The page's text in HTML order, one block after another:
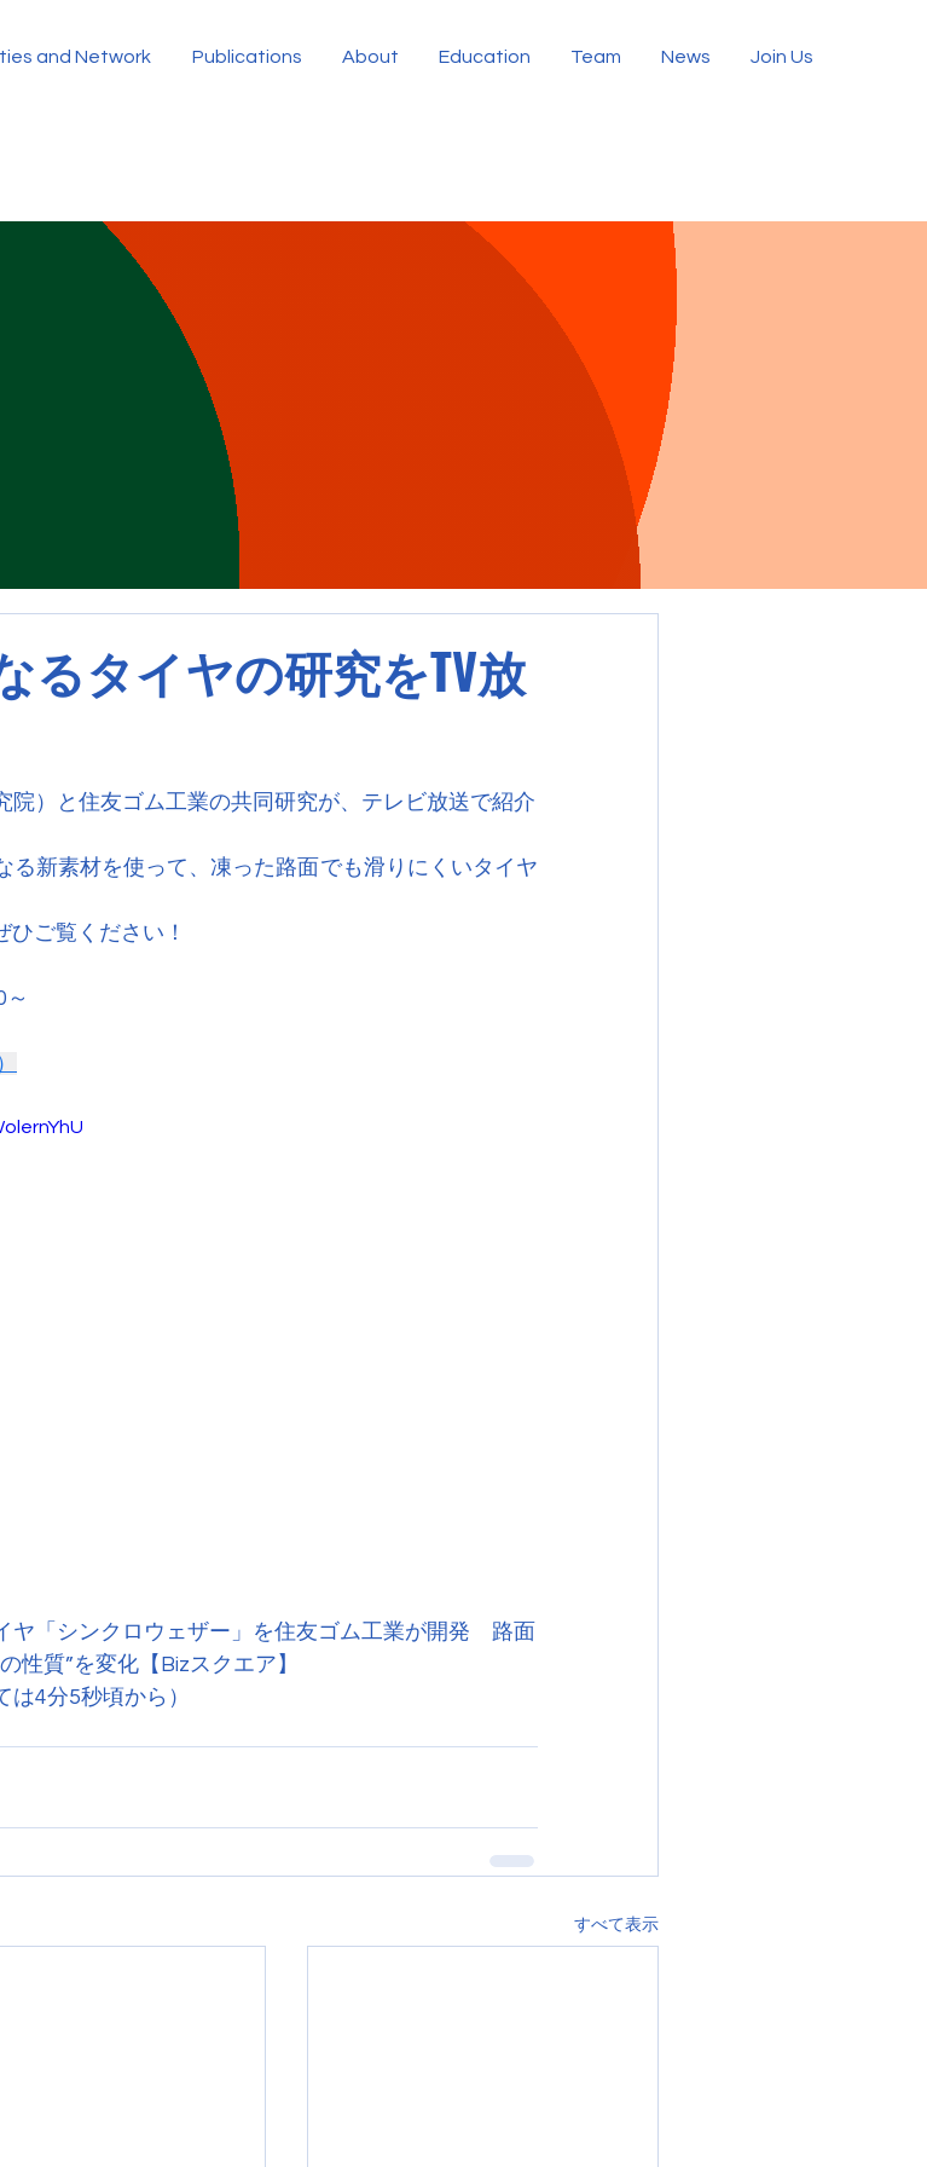
and Network Publications About Education Team News Join Us
るタイヤの研究をTV放
院）と住友ゴム工業の共同研究が、テレビ放送で紹介
る新素材を使って、凍った路面でも滑りにくいタイヤ
ご覧ください！
ヤ「シンクロウェザー」を住友ゴム工業が開発　路面
性質”を変化【Bizスクエア】
は4分5秒頃から）
すべて表示